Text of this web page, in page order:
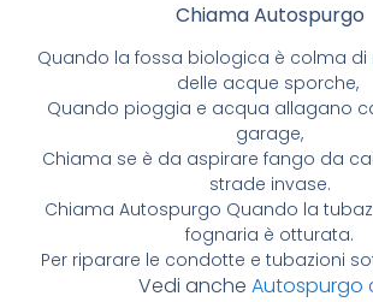
Chiama Autospurgo
Quando la fossa biologica è colma di
delle acque sporche,
Quando pioggia e acqua allagano
garage,
Chiama se è da aspirare fango da
strade invase.
Chiama Autospurgo Quando la
fognaria è otturata.
Per riparare le condotte e tubazioni
Vedi anche Autospurgo